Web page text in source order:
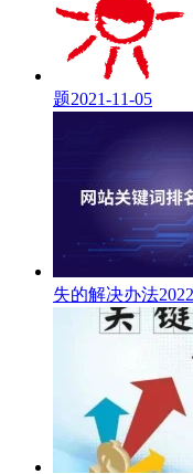
题2021-11-05
失的解决办法